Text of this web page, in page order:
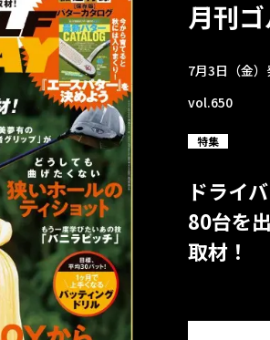
月刊
7月3日（金）
vol.650
特集
ドライ
80台を
取材！